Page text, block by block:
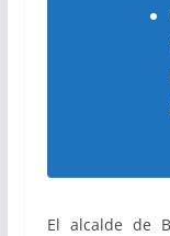
El alcalde de